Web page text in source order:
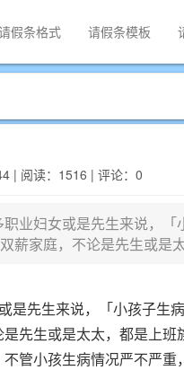
假条格式 请假条模板
| 阅读：1516 | 评论：0
业妇女或是先生来说，
薪家庭，不论是先生或是
是先生来说，「小孩子生
先生或是太太，都是上
管小孩生病情况严不严